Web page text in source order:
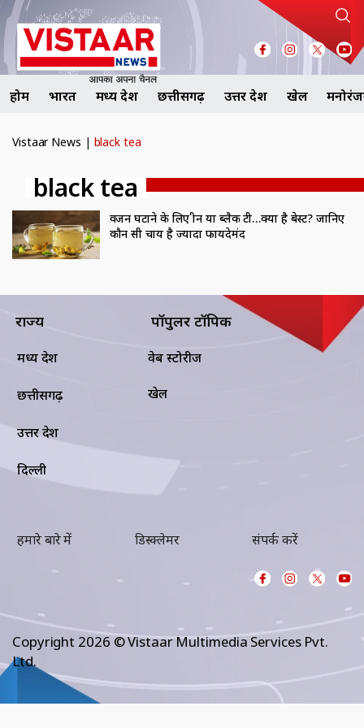
होम भारत मध्य प्रदेश छत्तीसगढ़ उत्तर प्रदेश खेल
Vistaar News | black tea
black tea
वजन घटाने के लिए ग्रीन या ब्लैक टी…क्या है बेस्ट? जानिए
कौन सी चाय है ज्यादा फायदेमंद
राज्य
मध्य प्रदेश
छत्तीसगढ़
उत्तर प्रदेश
दिल्ली
पॉपुलर टॉपिक
वेब स्टोरीज
खेल
हमारे बारे में डिस्क्लेमर संपर्क करें
Copyright 2026 © Vistaar Multimedia Services Pvt.
Ltd.